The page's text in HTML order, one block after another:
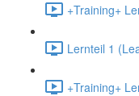
+Training+
Lernteil 1
+Training+